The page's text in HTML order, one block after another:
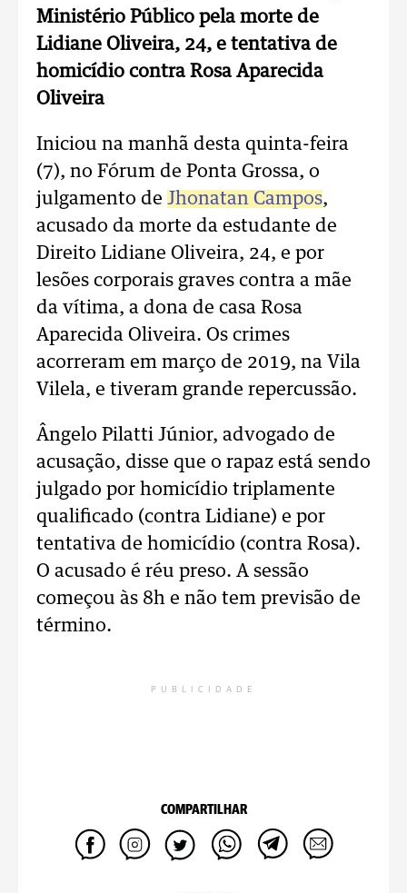
Ministério Público pela morte de
Lidiane Oliveira, 24, e tentativa de
homicídio contra Rosa Aparecida
Oliveira
Iniciou na manhã desta quinta-feira
(7), no Fórum de Ponta Grossa, o
julgamento de Jhonatan Campos,
acusado da morte da estudante de
Direito Lidiane Oliveira, 24, e por
lesões corporais graves contra a mãe
da vítima, a dona de casa Rosa
Aparecida Oliveira. Os crimes
acorreram em março de 2019, na Vila
Vilela, e tiveram grande repercussão.
Ângelo Pilatti Júnior, advogado de
acusação, disse que o rapaz está sendo
julgado por homicídio triplamente
qualificado (contra Lidiane) e por
tentativa de homicídio (contra Rosa).
O acusado é réu preso. A sessão
começou às 8h e não tem previsão de
término.
PUBLICIDADE
COMPARTILHAR